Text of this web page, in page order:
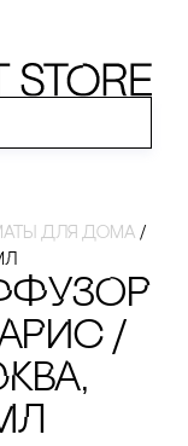
для дома /
/